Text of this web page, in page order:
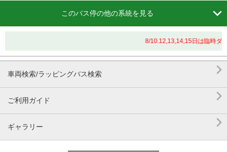
このバス停の他の系統を見る 
8/10.12,13,14,15日は臨時ダ
車両検索/ラッピングバス検索 
ご利用ガイド 
ギャラリー 